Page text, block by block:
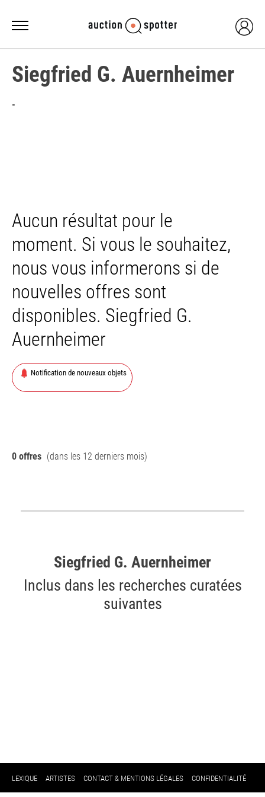
Siegfried G. Auernheimer
-
Aucun résultat pour le
moment. Si vous le souhaitez,
nous vous informerons si de
nouvelles offres sont
disponibles. Siegfried G.
Auernheimer
Notification de nouveaux objets
0 offres (dans les 12 derniers mois)
Siegfried G. Auernheimer
Inclus dans les recherches curatées
suivantes
LEXIQUE ARTISTES CONTACT & MENTIONS LÉGALES CONFIDENTIALITÉ